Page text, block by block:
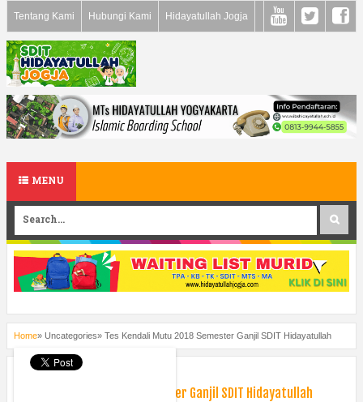
Tentang Kami Hubungi Kami Hidayatullah Jogja
MENU
Home» Uncategories» Tes Kendali Mutu 2018 Semester Ganjil SDIT Hidayatullah
Tuesday, November 27, 2018
Tes Kendali Mutu 2018 Semester Ganjil SDIT Hidayatullah